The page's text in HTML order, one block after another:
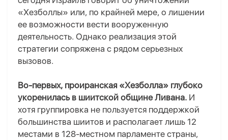
«Хезболлы» или, по крайней мере, о лишении
ее возможности вести вооруженную
деятельность. Однако реализация этой
стратегии сопряжена с рядом серьезных
вызовов.
Во-первых, проиранская «Хезболла» глубоко
укоренилась в шиитской общине Ливана. И
хотя группировка не пользуется поддержкой
большинства шиитов и располагает лишь 12
местами в 128-местном парламенте страны,